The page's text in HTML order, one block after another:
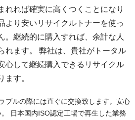
れれば確実に高くつくことになり
より安いリサイクルトナーを使っ
。継続的に購入すれば、余計な人
れます。 弊社は、貴社がトータル
心して継続購入できるリサイクル
ます。
ブルの際には直ぐに交換致します。安心
日本国内ISO認定工場で再生した業務